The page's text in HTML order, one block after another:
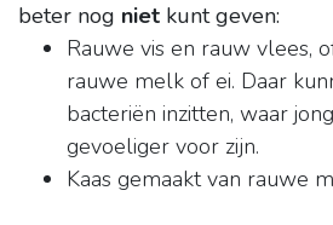
beter nog niet kunt geven:
Rauwe vis en rauw vlees,
rauwe melk of ei. Daar
bacteriën inzitten, waar
gevoeliger voor zijn.
Kaas gemaakt van rauwe